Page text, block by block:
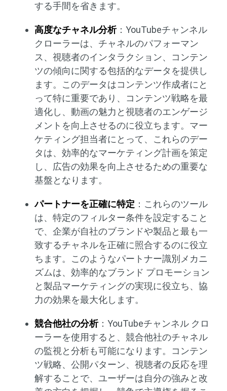
する手間を省きます。
高度なチャネル分析：YouTubeチャンネル
クローラーは、チャネルのパフォーマン
ス、視聴者のインタラクション、コンテン
ツの傾向に関する包括的なデータを提供し
ます。このデータはコンテンツ作成者にと
って特に重要であり、コンテンツ戦略を最
適化し、動画の魅力と視聴者のエンゲージ
メントを向上させるのに役立ちます。マー
ケティング担当者にとって、これらのデー
タは、効率的なマーケティング計画を策定
し、広告の効果を向上させるための重要な
基盤となります。
パートナーを正確に特定 ：これらのツール
は、特定のフィルター条件を設定すること
で、企業が自社のブランドや製品と最も一
致するチャネルを正確に照合するのに役立
ちます。このようなパートナー識別メカニ
ズムは、効率的なブランド プロモーション
と製品マーケティングの実現に役立ち、協
力の効果を最大化します。
競合他社の分析：YouTubeチャンネル クロ
ーラーを使用すると、競合他社のチャネル
の監視と分析も可能になります。コンテン
ツ戦略、公開パターン、視聴者の反応を理
解することで、ユーザーは自分の強みと改